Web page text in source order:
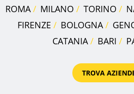
ROMA MILANO TORINO
FIRENZE
BOLOGNA
CATANIA
BARI
TROVA